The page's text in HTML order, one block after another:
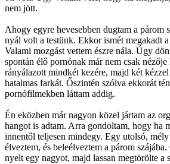
nem jött.
Ahogy egyre hevesebben dugtam a párom
nyál volt a testünk. Ekkor ismét megakadt
Valami mozgást vettem észre nála. Úgy
spontán élő pornónak már nem csak
rányálazott mindkét kezére, majd két
hatalmas farkát. Őszintén szólva ekkorát
pornófilmekben láttam addig.
Én eközben már nagyon közel jártam az
hangot is adtam. Arra gondoltam, hogy ha
innentől teljesen mindegy. Egy utolsó,
élveztem, és beleélveztem a párom
nyelt egy nagyot, majd lassan megtörölte a